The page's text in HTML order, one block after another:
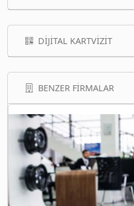
DIJITAL KARTVIZIT
BENZER FIRMALAR